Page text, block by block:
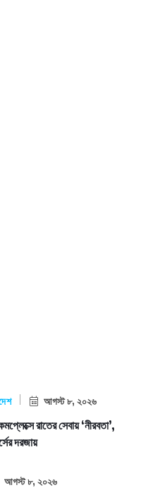
আগস্ট ৮, ২০২৬
রাতের সেবায় ‘নীরবতা’,
দরজায়
আগস্ট ৮, ২০২৬